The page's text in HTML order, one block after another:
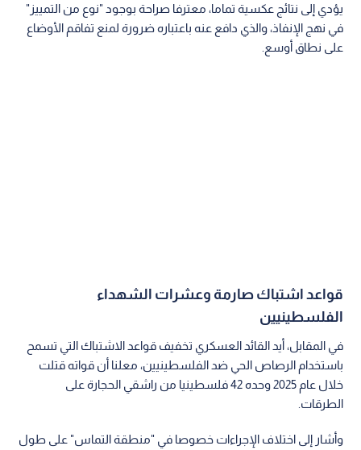
يؤدي إلى نتائج عكسية تماما، معترفا صراحة بوجود "نوع من التمييز"
في نهج الإنفاذ، والذي دافع عنه باعتباره ضرورة لمنع تفاقم الأوضاع
على نطاق أوسع.
قواعد اشتباك صارمة وعشرات الشهداء
الفلسطينيين
في المقابل، أيد القائد العسكري تخفيف قواعد الاشتباك التي تسمح
باستخدام الرصاص الحي ضد الفلسطينيين، معلنا أن قواته قتلت
خلال عام 2025 وحده 42 فلسطينيا من راشقي الحجارة على
الطرقات.
وأشار إلى اختلاف الإجراءات خصوصا في "منطقة التماس" على طول